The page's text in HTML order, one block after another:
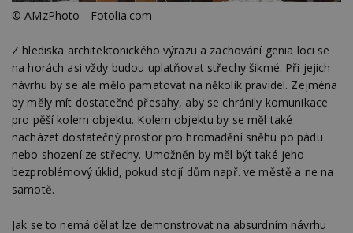
© AMzPhoto - Fotolia.com
Z hlediska architektonického výrazu a zachování genia loci se
na horách asi vždy budou uplatňovat střechy šikmé. Při jejich
návrhu by se ale mělo pamatovat na několik pravidel. Zejména
by měly mít dostatečné přesahy, aby se chránily komunikace
pro pěší kolem objektu. Kolem objektu by se měl také
nacházet dostatečný prostor pro hromadění sněhu po pádu
nebo shození ze střechy. Umožněn by měl být také jeho
bezproblémový úklid, pokud stojí dům např. ve městě a ne na
samotě.
Jak se to nemá dělat lze demonstrovat na absurdním návrhu